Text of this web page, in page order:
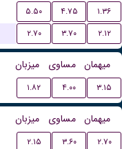
۵.۵۰ ۴.۷۵
۱.۳۶
۲.۷۰ ۳.۷۰ ۲.۱۲
میزبان مساوی میهمان
۱.۸۲ ۴.۰۰ ۳.۱۵
میزبان مساوی میهمان
۲.۱۵ ۳.۶۰ ۲.۷۰